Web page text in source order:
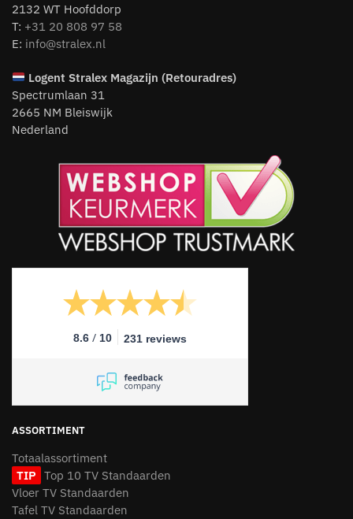
2132 WT Hoofddorp
T: +31 20 808 97 58
E: info@stralex.nl
LogentStralex Magazijn (Retouradres)
Spectrumlaan 31
2665 NM Bleiswijk
Nederland
8.6 / 10 231 reviews
ASSORTIMENT
Totaalassortiment
TIP Top 10 TV Standaarden
Vloer TV Standaarden
Tafel TV Standaarden